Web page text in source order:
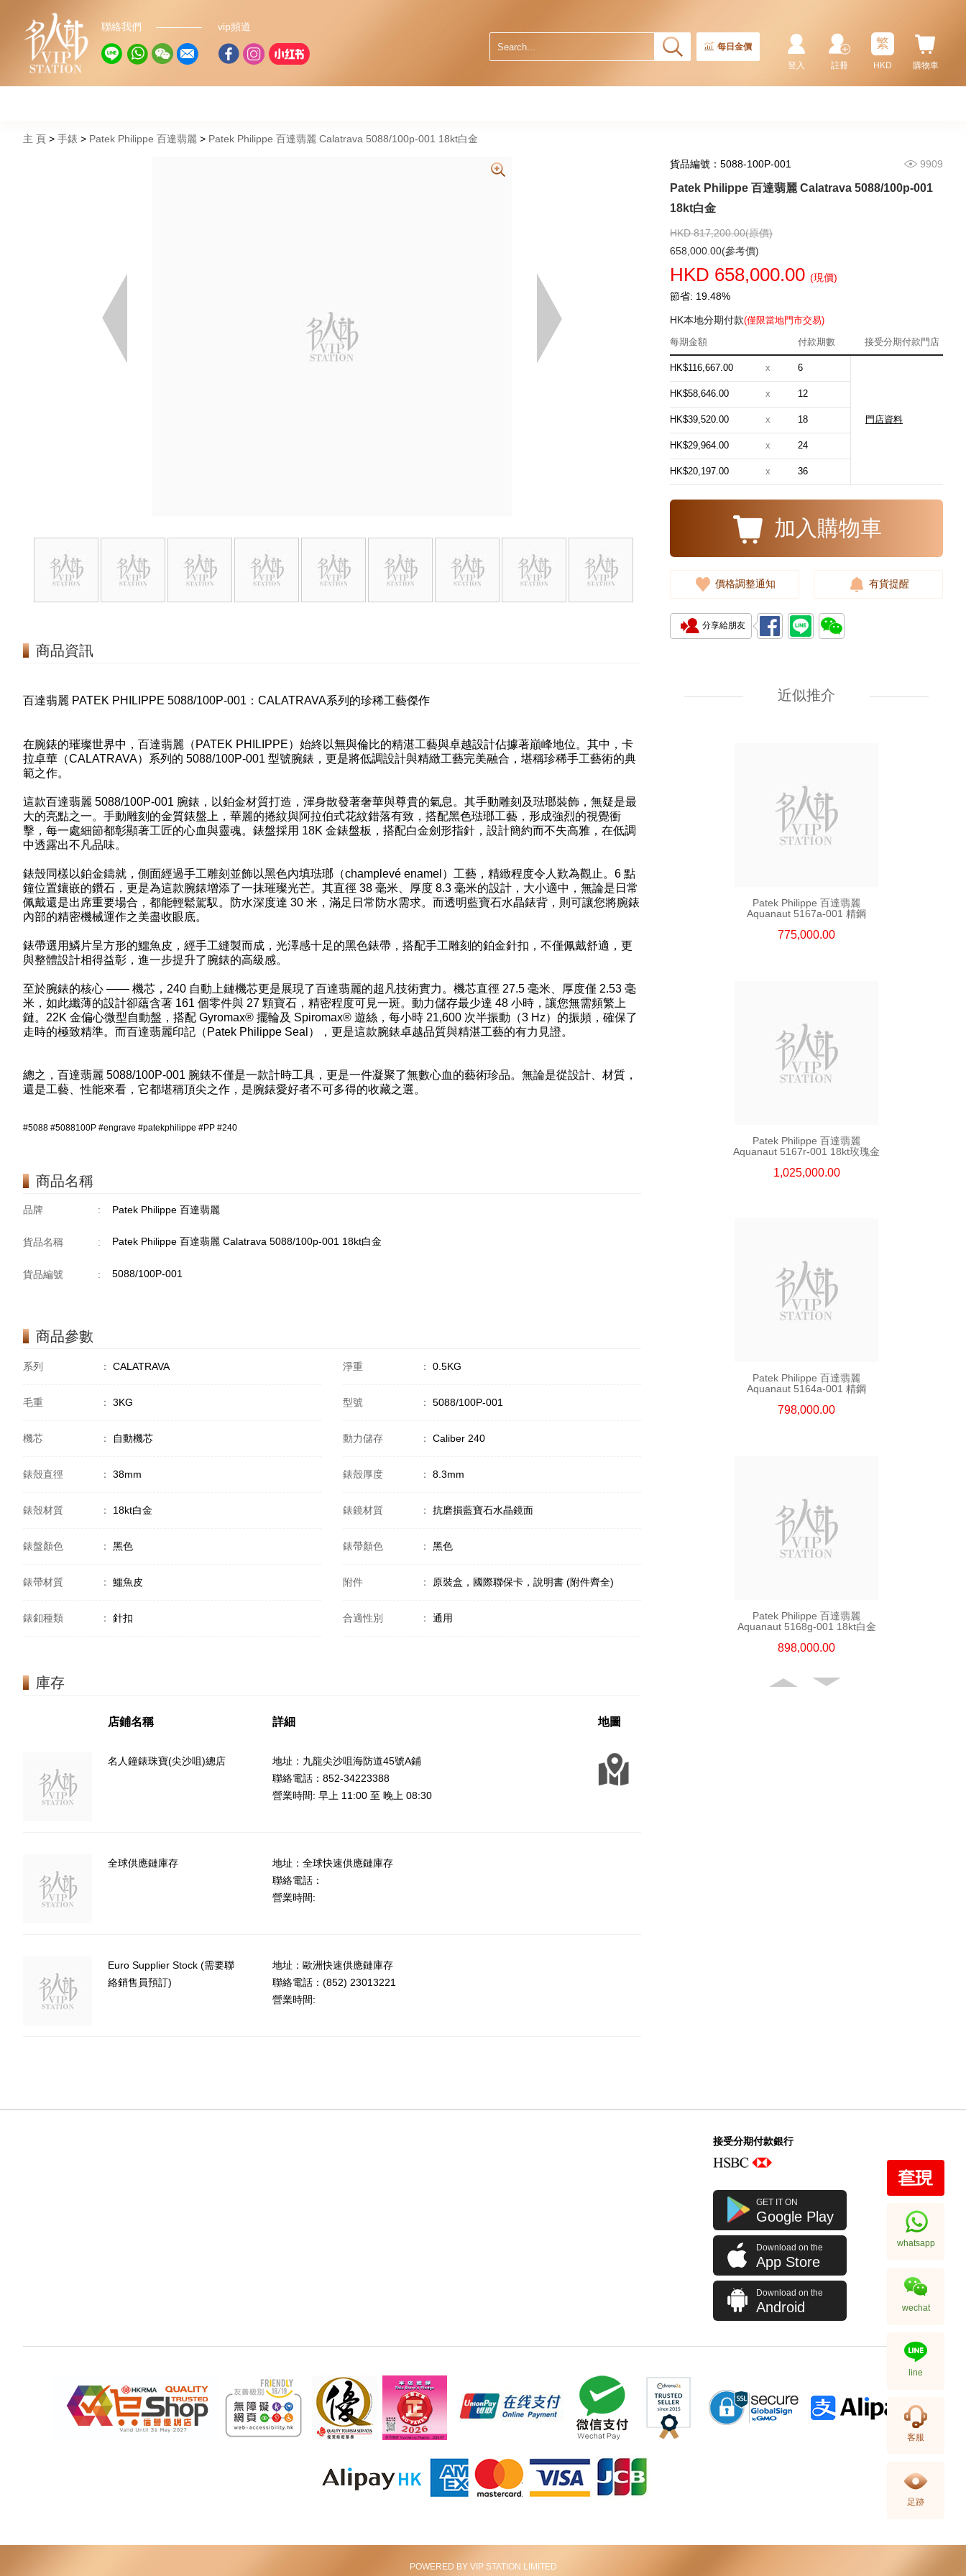
聯絡我們 vip頻道
每日金價
購物車
繁
HKD
註冊
登入
主 頁 手錶 Patek Philippe 百達翡麗 Patek Philippe 百達翡麗 Calatrava 5088/100p-001 18kt白金
商品資訊
百達翡麗 PATEK PHILIPPE 5088/100P-001： CALATRAVA系列的珍稀工藝傑作
在腕錶的璀璨世界中，百達翡麗（PATEK PHILIPPE）始終以無與倫比的精湛工藝與卓越設計佔據著巔峰地位。其中，卡
拉卓華（CALATRAVA）系列的 5088/100P-001 型號腕錶，更是將低調設計與精緻工藝完美融合，堪稱珍稀手工藝術的典
範之作。
這款百達翡麗 5088/100P-001 腕錶，以鉑金材質打造，渾身散發著奢華與尊貴的氣息。其手動雕刻及琺瑯裝飾，無疑是最
大的亮點之一。手動雕刻的金質錶盤上，華麗的捲紋與阿拉伯式花紋錯落有致，搭配黑色琺瑯工藝，形成強烈的視覺衝
擊，每一處細節都彰顯著工匠的心血與靈魂。錶盤採用 18K 金錶盤板，搭配白金劍形指針，設計簡約而不失高雅，在低調
中透露出不凡品味。
錶殼同樣以鉑金鑄就，側面經過手工雕刻並飾以黑色內填琺瑯（champlevé enamel）工藝，精緻程度令人歎為觀止。6 點
鐘位置鑲嵌的鑽石，更是為這款腕錶增添了一抹璀璨光芒。其直徑 38 毫米、厚度 8.3 毫米的設計，大小適中，無論是日常
佩戴還是出席重要場合，都能輕鬆駕馭。防水深度達 30 米，滿足日常防水需求。而透明藍寶石水晶錶背，則可讓您將腕錶
內部的精密機械運作之美盡收眼底。
錶帶選用鱗片呈方形的鱷魚皮，經手工縫製而成，光澤感十足的黑色錶帶，搭配手工雕刻的鉑金針扣，不僅佩戴舒適，更
與整體設計相得益彰，進一步提升了腕錶的高級感。
至於腕錶的核心 —— 機芯，240 自動上鏈機芯更是展現了百達翡麗的超凡技術實力。機芯直徑 27.5 毫米、厚度僅 2.53 毫
米，如此纖薄的設計卻蘊含著 161 個零件與 27 顆寶石，精密程度可見一斑。動力儲存最少達 48 小時，讓您無需頻繁上
鏈。22K 金偏心微型自動盤，搭配 Gyromax® 擺輪及 Spiromax® 遊絲，每小時 21,600 次半振動（3 Hz）的振頻，確保了
走時的極致精準。而百達翡麗印記（Patek Philippe Seal），更是這款腕錶卓越品質與精湛工藝的有力見證。
總之，百達翡麗 5088/100P-001 腕錶不僅是一款計時工具，更是一件凝聚了無數心血的藝術珍品。無論是從設計、材質，
還是工藝、性能來看，它都堪稱頂尖之作，是腕錶愛好者不可多得的收藏之選。
#5088 #5088100P #engrave #patekphilippe #PP #240
商品名稱
品牌 : Patek Philippe 百達翡麗
貨品名稱 : Patek Philippe 百達翡麗 Calatrava 5088/100p-001 18kt白金
貨品編號 : 5088/100P-001
商品參數
系列 ： CALATRAVA 淨重 ： 0.5KG
毛重 ： 3KG 型號 ： 5088/100P-001
機芯 ： 自動機芯 動力儲存 ： Caliber 240
錶殼直徑 ： 38mm 錶殼厚度 ： 8.3mm
錶殼材質 ： 18kt白金 錶鏡材質 ： 抗磨損藍寶石水晶鏡面
錶盤顏色 ： 黑色 錶帶顏色 ： 黑色
錶帶材質 ： 鱷魚皮 附件 ： 原裝盒，國際聯保卡，說明書 (附件齊全)
錶釦種類 ： 針扣 合適性別 ： 通用
庫存
店鋪名稱 詳細 地圖
名人鐘錶珠寶(尖沙咀)總店
地址：九龍尖沙咀海防道45號A鋪
聯絡電話：852-34223388
營業時間: 早上 11:00 至 晚上 08:30
全球供應鏈庫存
地址：全球快速供應鏈庫存
聯絡電話：
營業時間:
Euro Supplier Stock (需要聯
絡銷售員預訂)
地址：歐洲快速供應鏈庫存
聯絡電話：(852) 23013221
營業時間:
貨品編號：5088-100P-001 9909
Patek Philippe 百達翡麗 Calatrava 5088/100p-001
18kt白金
HKD 817,200.00(原價)
658,000.00(參考價)
HKD 658,000.00 (現價)
節省: 19.48%
HK本地分期付款(僅限當地門市交易)
每期金額
付款期數 接受分期付款門店
HK$116,667.00 x 6
門店資料
HK$58,646.00 x 12
HK$39,520.00 x 18
HK$29,964.00 x 24
HK$20,197.00 x 36
加入購物車
價格調整通知 有貨提醒
分享給朋友
近似推介
Patek Philippe 百達翡麗
Patek Philippe 百達翡麗 Nautilus
2,380,000.00
7234r-001 18kt玫瑰金
326,000.00
Patek Philippe 百達翡麗
Aquanaut 5167a-001 精鋼
775,000.00
Patek Philippe 百達翡麗
Aquanaut 5167r-001 18kt玫瑰金
1,025,000.00
Patek Philippe 百達翡麗
Aquanaut 5164a-001 精鋼
798,000.00
Patek Philippe 百達翡麗
Aquanaut 5168g-001 18kt白金
898,000.00
接受分期付款銀行
GET IT ON
Google Play
Download on the
App Store
Download on the
Android
POWERED BY VIP STATION LIMITED
whatsapp
wechat
line
客服
足跡